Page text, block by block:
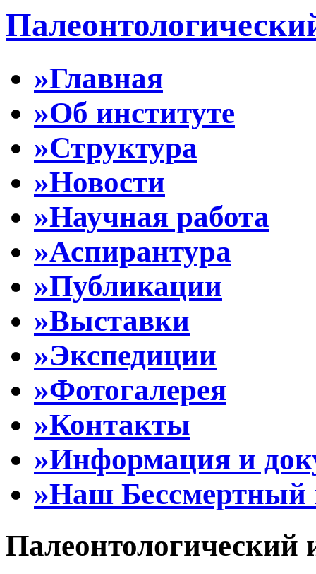
»Главная
»Об институте
»Структура
»Новости
»Научная работа
»Аспирантура
»Публикации
»Выставки
»Экспедиции
»Фотогалерея
»Контакты
»Информация и
»Наш Бессмертный
Палеонтологический